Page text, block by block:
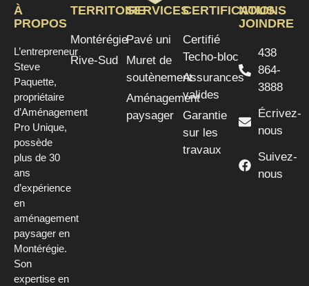
À
PROPOS
L’entrepreneur
Steve
Paquette,
propriétaire
d’Aménagement
Pro Unique,
possède
plus de 30
ans
d’expérience
en
aménagement
paysager en
Montérégie.
Son
expertise en
TERRITOIRE
Montérégie
Rive-Sud
SERVICES
Pavé uni
Muret de
soutènement
Aménagement
paysager
CERTIFICATIONS
Certifié
Techo-bloc
Assurances
valides
Garantie
sur les
travaux
NOUS
JOINDRE
438
864-
3888
Écrivez-
nous
Suivez-
nous